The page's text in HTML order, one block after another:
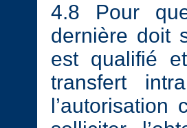
4.8 Pour
dernière doit
est qualifié
transfert
l’autorisation